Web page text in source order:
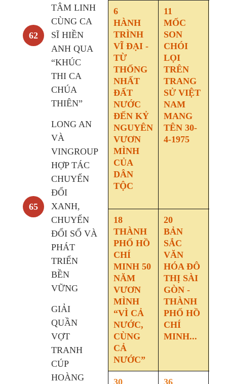
62
TÂM LINH
CÙNG CA
SĨ HIỀN
ANH QUA
“KHÚC
THI CA
CHÚA
THIÊN”
65
LONG AN
VÀ
VINGROUP
HỢP TÁC
CHUYỂN
ĐỔI
XANH,
CHUYỂN
ĐỔI SỐ VÀ
PHÁT
TRIỂN
BỀN
VỮNG
GIẢI
QUẦN
VỢT
TRANH
CÚP
HOÀNG
6
HÀNH
TRÌNH
VĨ ĐẠI -
TỪ
THỐNG
NHẤT
ĐẤT
NƯỚC
ĐẾN KỶ
NGUYÊN
VƯƠN
MÌNH
CỦA
DÂN
TỘC
11
MỐC
SON
CHÓI
LỌI
TRÊN
TRANG
SỬ VIỆT
NAM
MANG
TÊN 30-
4-1975
18
THÀNH
PHỐ HỒ
CHÍ
MINH 50
NĂM
VƯƠN
MÌNH
“VÌ CẢ
NƯỚC,
CÙNG
CẢ
NƯỚC”
20
BẢN
SẮC
VĂN
HÓA ĐÔ
THỊ SÀI
GÒN -
THÀNH
PHỐ HỒ
CHÍ
MINH...
30
36